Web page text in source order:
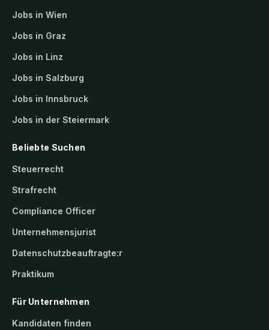
Jobs in Wien
Jobs in Graz
Jobs in Linz
Jobs in Salzburg
Jobs in Innsbruck
Jobs in der Steiermark
Beliebte Suchen
Steuerrecht
Strafrecht
Compliance Officer
Unternehmensjurist
Datenschutzbeauftragte:r
Praktikum
Für Unternehmen
Kandidaten finden